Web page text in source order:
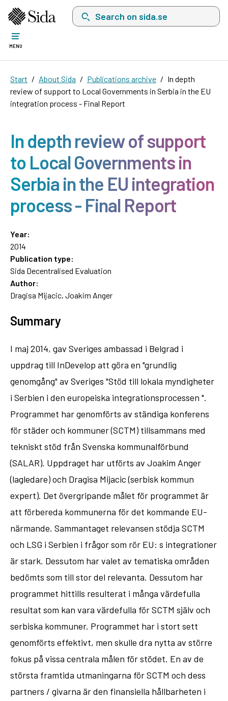
Search on sida.se, a list with search
MENU
Start About Sida Publications archive
In depth
review of support to Local Governments in Serbia in the EU
integration process - Final Report
In depth review of support
to Local Governments in
Serbia in the EU integration
process - Final Report
Year:
2014
Publication type:
Sida Decentralised Evaluation
Author:
Dragisa Mijacic, Joakim Anger
Summary
I maj 2014, gav Sveriges ambassad i Belgrad i
uppdrag till InDevelop att göra en "grundlig
genomgång" av Sveriges "Stöd till lokala myndigheter
i Serbien i den europeiska integrationsprocessen ".
Programmet har genomförts av ständiga konferens
för städer och kommuner (SCTM) tillsammans med
tekniskt stöd från Svenska kommunalförbund
(SALAR). Uppdraget har utförts av Joakim Anger
(lagledare) och Dragisa Mijacic (serbisk kommun
expert). Det övergripande målet för programmet är
att förbereda kommunerna för det kommande EU-
närmande. Sammantaget relevansen stödja SCTM
och LSG i Serbien i frågor som rör EU: s integrationer
är stark. Dessutom har valet av tematiska områden
bedömts som till stor del relevanta. Dessutom har
programmet hittills resulterat i många värdefulla
resultat som kan vara värdefulla för SCTM själv och
serbiska kommuner. Programmet har i stort sett
genomförts effektivt, men skulle dra nytta av större
fokus på vissa centrala målen för stödet. En av de
största framtida utmaningarna för SCTM och dess
partners / givarna är den finansiella hållbarheten i